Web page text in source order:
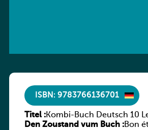
ISBN: 9783766136701
Titel :Kombi-Buch Deutsch 10
Sprachbuch
Den Zoustand vum Buch :Bon